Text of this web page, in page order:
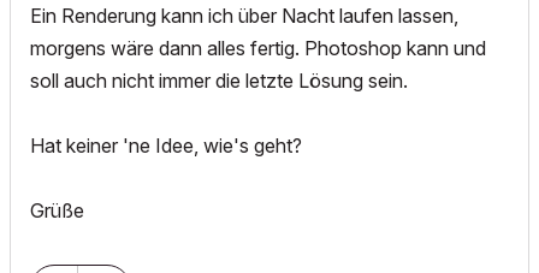
Ein Renderung kann ich über Nacht laufen lassen,
morgens wäre dann alles fertig. Photoshop kann und
soll auch nicht immer die letzte Lösung sein.
Hat keiner 'ne Idee, wie's geht?
Grüße